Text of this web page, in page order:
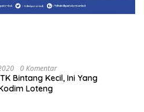
0 Komentar
Bintang Kecil, Ini Yang
Loteng